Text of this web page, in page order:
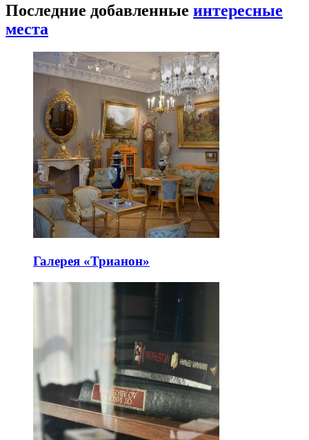
Последние добавленные интересные
места
Галерея «Трианон»